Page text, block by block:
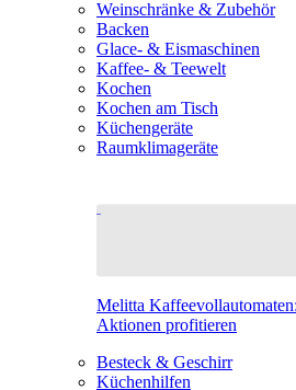
Weinschränke & Zubehör
Backen
Glace- & Eismaschinen
Kaffee- & Teewelt
Kochen
Kochen am Tisch
Küchengeräte
Raumklimageräte
Melitta
Aktionen profitieren
Besteck & Geschirr
Küchenhilfen